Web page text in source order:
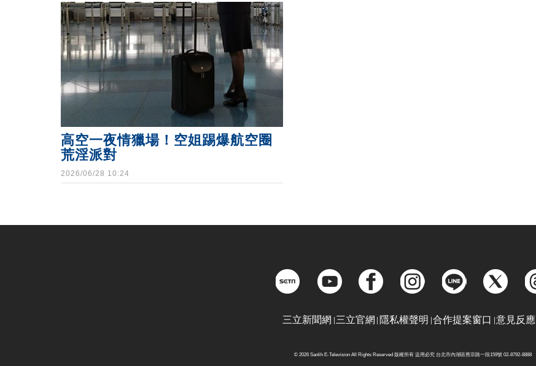
高空一夜情獵場！空姐踢爆航空圈
荒淫派對
2026/06/28 10:24
三立新聞網 三立官網 隱私權聲明 合作提案窗口 意見反應
© 2026 Sanlih E-Television All Rights Reserved 版權所有 盜用必究 台北市內湖區舊宗路一段159號 02-8792-8888